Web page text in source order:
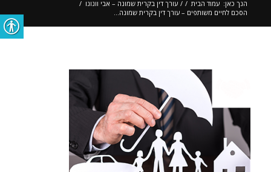
הנך כאן: עמוד הבית /
/ עורך דין בקרית שמונה – אבי וונונו /
הסכם לחיים משותפים – עורך דין בקרית שמונה...